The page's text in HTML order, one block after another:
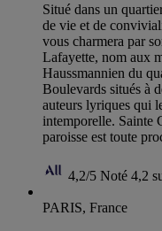
Situé dans un
de vie et de
vous charmera par
Lafayette, nom aux
Haussmannien du
Boulevards situés à
auteurs lyriques qui
intemporelle. Sainte
paroisse est toute
4,2/5 Noté 4,2
PARIS, France